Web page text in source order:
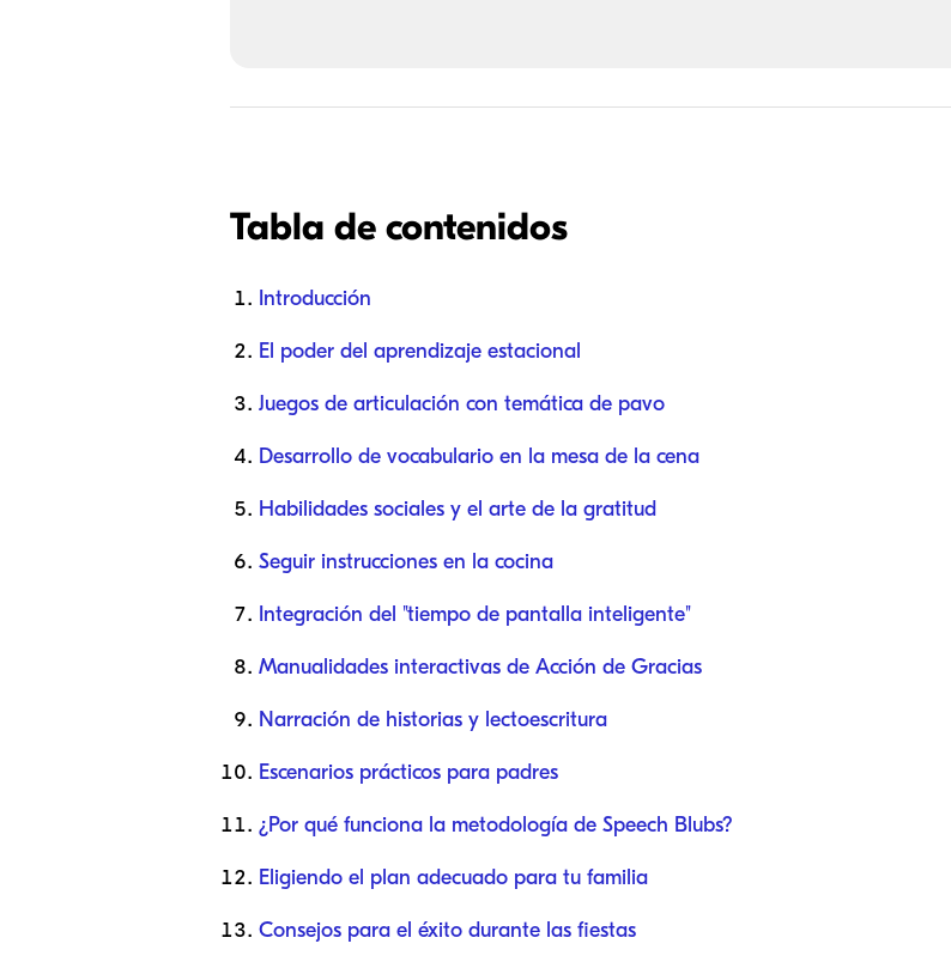
Tabla de contenidos
Introducción
El poder del aprendizaje estacional
Juegos de articulación con temática de pavo
Desarrollo de vocabulario en la mesa de la cena
Habilidades sociales y el arte de la gratitud
Seguir instrucciones en la cocina
Integración del "tiempo de pantalla inteligente"
Manualidades interactivas de Acción de Gracias
Narración de historias y lectoescritura
Escenarios prácticos para padres
¿Por qué funciona la metodología de Speech Blubs?
Eligiendo el plan adecuado para tu familia
Consejos para el éxito durante las fiestas